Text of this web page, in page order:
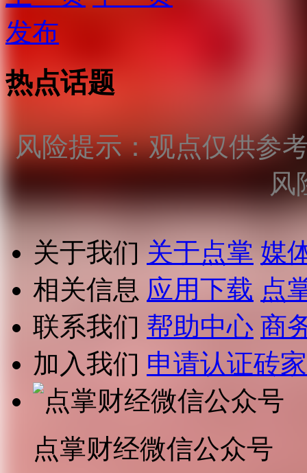
发布
热点话题
风险提示：观点仅供参
风
关于我们 关于点掌 媒
相关信息 应用下载 点
联系我们 帮助中心 商
加入我们 申请认证砖家
点掌财经微信公众号